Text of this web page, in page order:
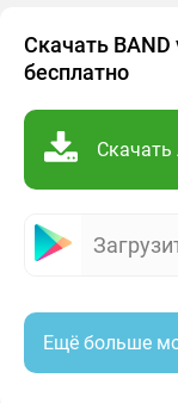
Скачать
бесплатно
Скачать
Ещё больше